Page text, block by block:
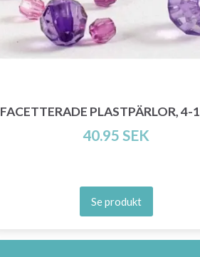
FACETTERADE PLASTPÄRLOR, 4-
40.95 SEK
Se produkt